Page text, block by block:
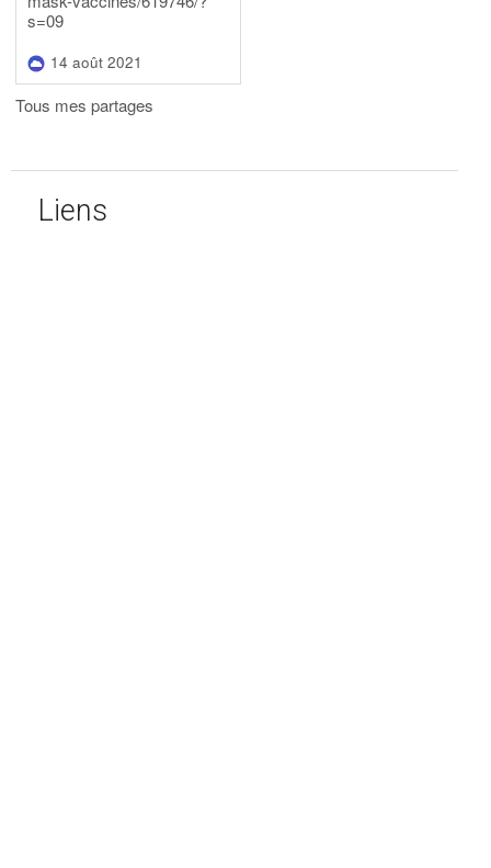
s=09
14 août 2021
Tous mes partages
Liens